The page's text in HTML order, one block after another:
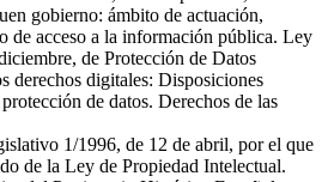
gobierno: ámbito de actuación,
de acceso a la información pública. Ley
de Protección de Datos
derechos digitales: Disposiciones
de datos. Derechos de las
1/1996, de 12 de abril, por el que
de la Ley de Propiedad Intelectual.